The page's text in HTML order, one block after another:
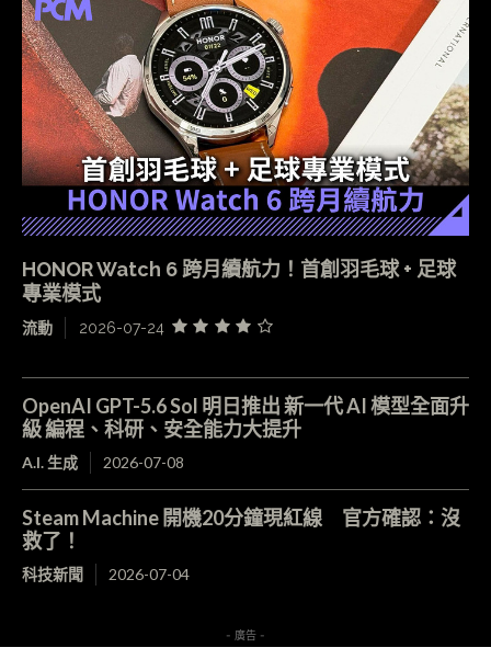
HONOR Watch 6 跨月續航力！首創羽毛球 + 足球
專業模式
流動 2026-07-24
OpenAI GPT-5.6 Sol 明日推出 新一代 AI 模型全面升
級 編程、科研、安全能力大提升
A.I. 生成 2026-07-08
Steam Machine 開機20分鐘現紅線 官方確認：沒
救了！
科技新聞 2026-07-04
- 廣告 -